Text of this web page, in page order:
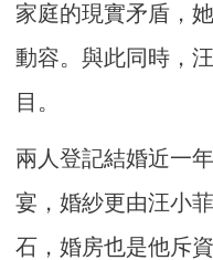
家庭的現實矛盾，
動容。與此同時，
目。
兩人登記結婚近一
宴，婚紗更由汪小
石，婚房也是他斥